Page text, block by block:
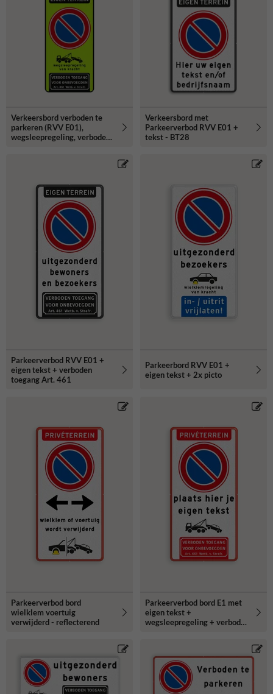
Verkeersbord verboden te
parkeren (RVV E01),
wegsleepregeling, verboden
Verkeersbord met
Parkeerverbod RVV E01 +
tekst - BT28
Parkeerverbod RVV E01 +
eigen tekst + verboden
toegang Art. 461
Parkeerbord RVV E01 +
eigen tekst + 2x picto
Parkeerverbod bord
wielklem voertuig
verwijderd - reflecterend
Parkeerverbod bord E1 met
eigen tekst +
wegsleepregeling + verboden